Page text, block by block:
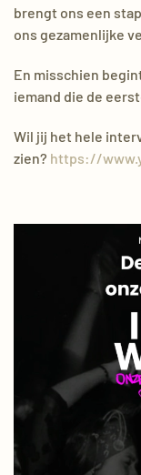
brengt ons een
ons gezamenlijke
En misschien
iemand die de
Wil jij het hele
zien? https://